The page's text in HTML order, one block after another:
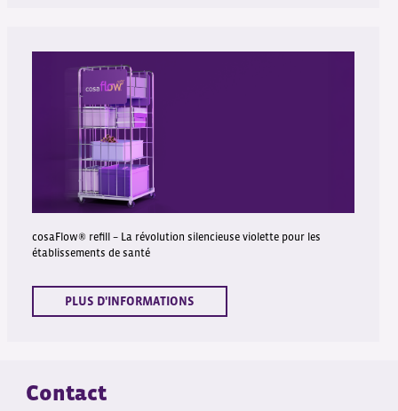
cosaFlow® refill – La révolution silencieuse violette pour les
établissements de santé
PLUS D'INFORMATIONS
Contact